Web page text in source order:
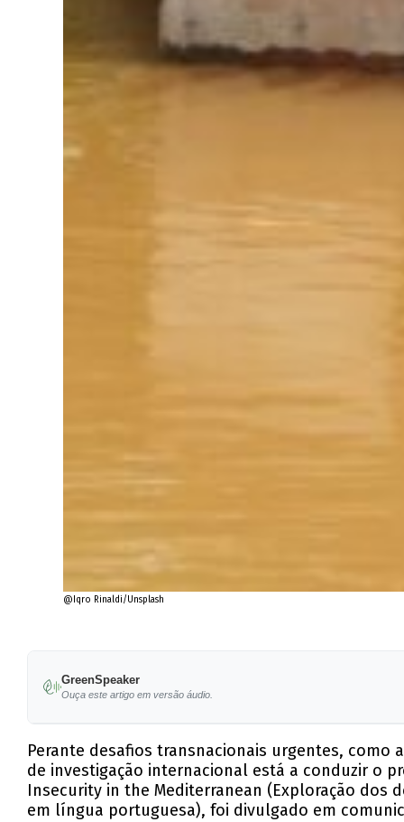
@Iqro Rinaldi/Unsplash
GreenSpeaker
Ouça este artigo em versão áudio.
Perante desafios transnacionais urgentes, como
de investigação internacional está a conduzir o
Insecurity in the Mediterranean (Exploração dos
em língua portuguesa), foi divulgado em